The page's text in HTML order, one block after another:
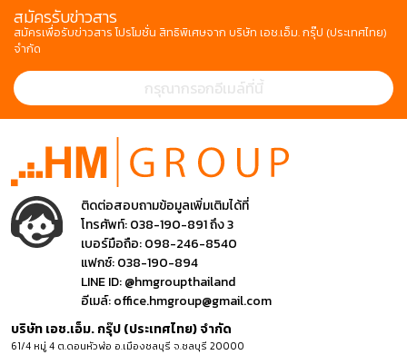
สมัครรับข่าวสาร
สมัครเพื่อรับข่าวสาร โปรโมชั่น สิทธิพิเศษจาก บริษัท เอช.เอ็ม. กรุ๊ป (ประเทศไทย)
จำกัด
ติดต่อสอบถามข้อมูลเพิ่มเติมได้ที่
โทรศัพท์:038-190-891 ถึง 3
เบอร์มือถือ:098-246-8540
แฟกซ์:038-190-894
LINE ID:@hmgroupthailand
อีเมล์:office.hmgroup@gmail.com
บริษัท เอช.เอ็ม. กรุ๊ป (ประเทศไทย) จำกัด
61/4 หมู่ 4 ต.ดอนหัวฬ่อ อ.เมืองชลบุรี จ.ชลบุรี 20000